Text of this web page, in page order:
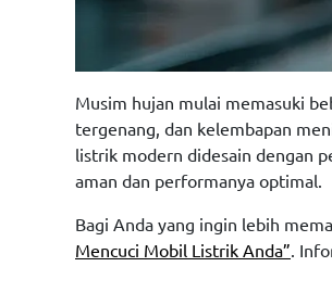
Musim hujan mulai memasuki
tergenang, dan kelembapan
listrik modern didesain dengan
aman dan performanya optimal.
Bagi Anda yang ingin lebih
Mencuci Mobil Listrik Anda”.